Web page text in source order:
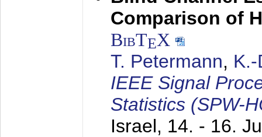
Comparison of
BibTEX
T. Petermann,
IEEE Signal
Statistics (SPW-
Israel, 14. - 16.